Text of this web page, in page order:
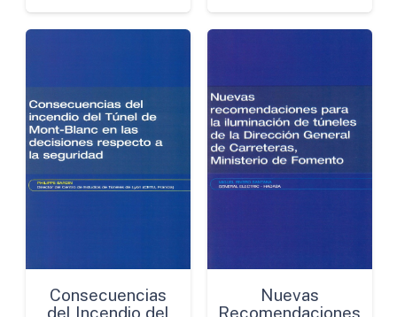
Consecuencias
del Incendio del
Nuevas
Recomendaciones